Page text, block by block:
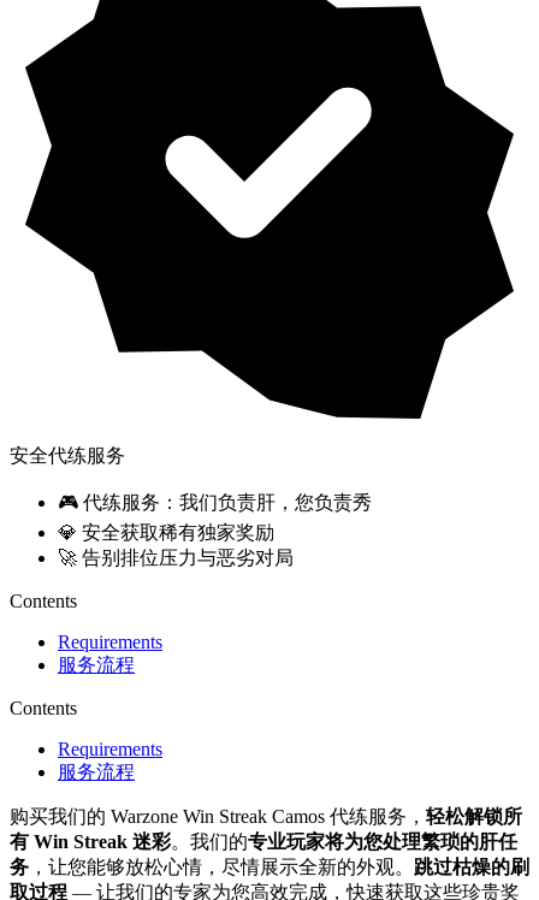
安全代练服务
🎮 代练服务：我们负责肝，您负责秀
💎 安全获取稀有独家奖励
🚀 告别排位压力与恶劣对局
Contents
Requirements
服务流程
Contents
Requirements
服务流程
购买我们的 Warzone Win Streak Camos 代练服务， 轻松解锁所
有 Win Streak 迷彩。我们的专业玩家将为您处理繁琐的肝任
务 ，让您能够放松心情，尽情展示全新的外观。 跳过枯燥的刷
取过程 — 让我们的专家为您高效完成，快速获取这些珍贵奖